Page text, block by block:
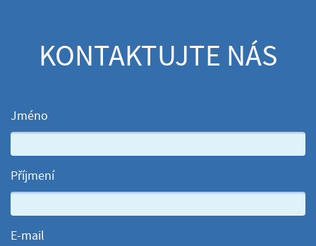
KONTAKTUJTE NÁS
Jméno
Příjmení
E-mail